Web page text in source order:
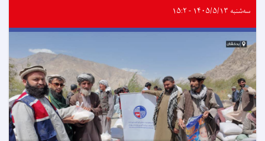
سه‌شنبه ۱۴۰۵/۵/۱۳ - ۱۵:۲